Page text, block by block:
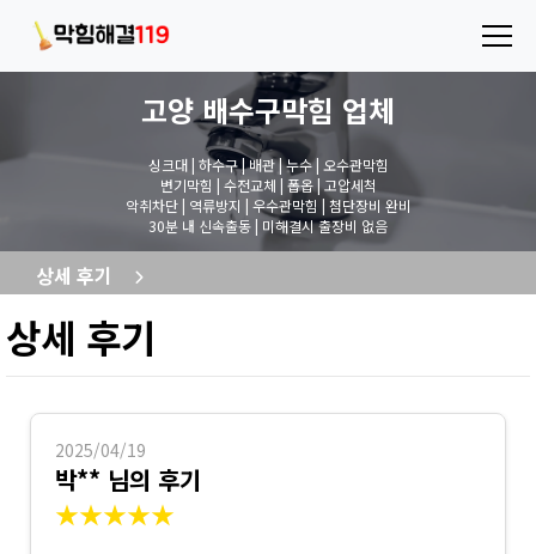
고양 배수구막힘 업체
싱크대 | 하수구 | 배관 | 누수 | 오수관막힘
변기막힘 | 수전교체 | 폽옵 | 고압세척
악취차단 | 역류방지 | 우수관막힘 | 첨단장비 완비
30분 내 신속출동 | 미해결시 출장비 없음
상세 후기
상세 후기
2025/04/19
박** 님의 후기
★★★★★